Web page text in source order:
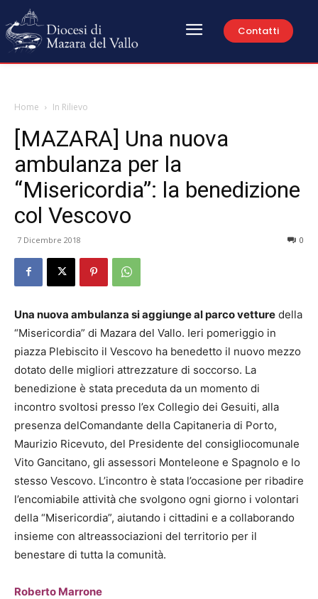
Contatti
Home In Rilievo
[MAZARA] Una nuova
ambulanza per la
“Misericordia”: la benedizione
col Vescovo
7 Dicembre 2018 0
Una nuova ambulanza si aggiunge al parco vetture della
“Misericordia” di Mazara del Vallo. Ieri pomeriggio in
piazza Plebiscito il Vescovo ha benedetto il nuovo mezzo
dotato delle migliori attrezzature di soccorso. La
benedizione è stata preceduta da un momento di
incontro svoltosi presso l’ex Collegio dei Gesuiti, alla
presenza delComandante della Capitaneria di Porto,
Maurizio Ricevuto, del Presidente del consigliocomunale
Vito Gancitano, gli assessori Monteleone e Spagnolo e lo
stesso Vescovo. L’incontro è stata l’occasione per ribadire
l’encomiabile attività che svolgono ogni giorno i volontari
della “Misericordia”, aiutando i cittadini e a collaborando
insieme con altreassociazioni del territorio per il
benestare di tutta la comunità.
Roberto Marrone